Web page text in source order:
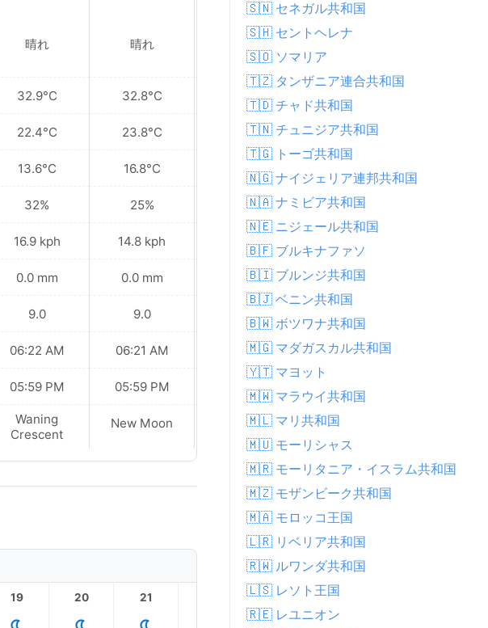
晴れ
32.9°C
22.4°C
13.6°C
32%
16.9 kph
0.0 mm
9.0
06:22 AM
05:59 PM
Waning
Crescent
晴れ
32.8°C
23.8°C
16.8°C
25%
14.8 kph
0.0 mm
9.0
06:21 AM
05:59 PM
New Moon
31.5°C
22.2°C
13.7°C
31%
22.7 kph
0.0 mm
9.0
06:21 AM
05:59 PM
New Moon
19 20 21 23
🇸🇳 セネガル共和国
🇸🇭 セントヘレナ
🇸🇴 ソマリア
🇹🇿 タンザニア連合共和国
🇹🇩 チャド共和国
🇹🇳 チュニジア共和国
🇹🇬 トーゴ共和国
🇳🇬 ナイジェリア連邦共和国
🇳🇦 ナミビア共和国
🇳🇪 ニジェール共和国
🇧🇫 ブルキナファソ
🇧🇮 ブルンジ共和国
🇧🇯 ベニン共和国
🇧🇼 ボツワナ共和国
🇲🇬 マダガスカル共和国
🇾🇹 マヨット
🇲🇼 マラウイ共和国
🇲🇱 マリ共和国
🇲🇺 モーリシャス
🇲🇷 モーリタニア・イスラム共和国
🇲🇿 モザンビーク共和国
🇲🇦 モロッコ王国
🇱🇷 リベリア共和国
🇷🇼 ルワンダ共和国
🇱🇸 レソト王国
🇷🇪 レユニオン